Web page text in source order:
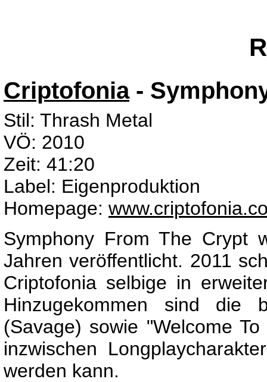
Criptofonia-
Stil: Thrash Metal
VÖ: 2010
Zeit: 41:20
Label: Eigenproduktion
Homepage:
Symphony From The Crypt
Jahren veröffentlicht. 2011
Criptofonia selbige in
Hinzugekommen sind die
(Savage) sowie "Welcome
inzwischen
werden kann.